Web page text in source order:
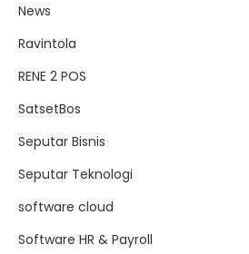
News
Ravintola
RENE 2 POS
SatsetBos
Seputar Bisnis
Seputar Teknologi
software cloud
Software HR & Payroll